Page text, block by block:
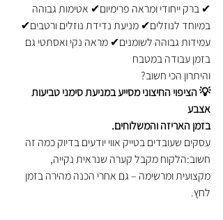
✔ ברק ייחודי ומראה פרימיום✔ אטימות גבוהה
במיוחד לנוזלים✔ מניעת נדידת נוזלים ורטבים✔
עמידות גבוהה לשומנים✔ מראה נקי ואסתטי גם
בזמן עבודה במטבח
והיתרון הכי חשוב?
💡 הציפוי החיצוני מסייע במניעת סימני טביעות
אצבע
בזמן האריזה והמשלוחים.
עסקים שעובדים בטייק אווי יודעים בדיוק כמה זה
חשוב:הלקוח מקבל קערה שנראית נקייה,
מקצועית ומרשימה – גם אחרי הכנה מהירה בזמן
לחץ.